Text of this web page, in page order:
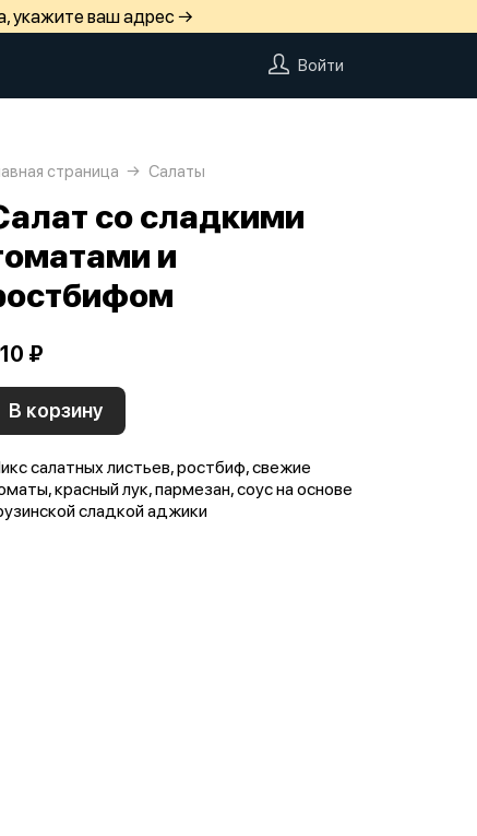
укажите ваш адрес →
Войти
страница Салаты
со сладкими
и
₽
В корзину
салатных листьев, ростбиф, свежие
красный лук, пармезан, соус на основе
сладкой аджики